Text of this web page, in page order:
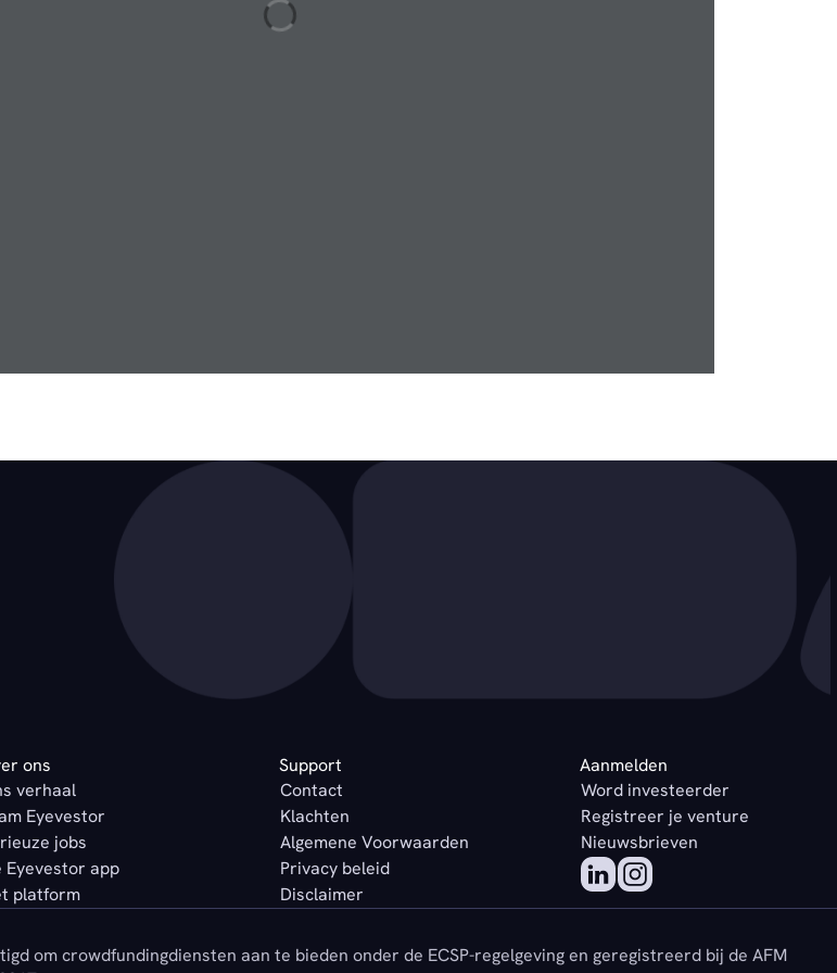
ons
verhaal
Eyevestor
jobs
Eyevestor app
platform
Support
Contact
Klachten
Algemene Voorwaarden
Privacy beleid
Disclaimer
Aanmelden
Word investeerder
Registreer je venture
Nieuwsbrieven
om crowdfundingdiensten aan te bieden onder de ECSP-regelgeving en geregistreerd bij de AFM